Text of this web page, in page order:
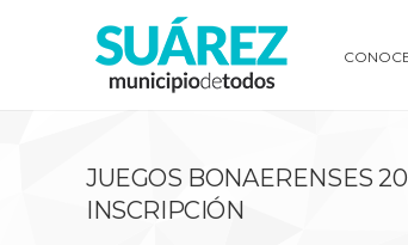
JUEGOS BONAERENSES
INSCRIPCIÓN